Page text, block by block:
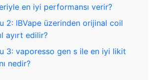
en iyi performansı verir?
2: IBVape üzerinden orijinal coil
ayırt edilir?
3: vaporesso gen s ile en iyi likit
nedir?